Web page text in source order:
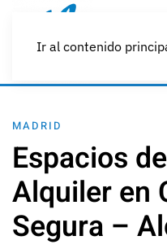
Ir al contenido
MADRID
Espacios
Alquiler en
Segura –